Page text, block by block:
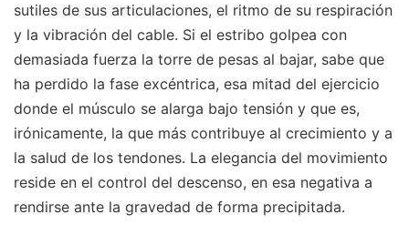
sutiles de sus articulaciones, el ritmo de su respiración
y la vibración del cable. Si el estribo golpea con
demasiada fuerza la torre de pesas al bajar, sabe que
ha perdido la fase excéntrica, esa mitad del ejercicio
donde el músculo se alarga bajo tensión y que es,
irónicamente, la que más contribuye al crecimiento y a
la salud de los tendones. La elegancia del movimiento
reside en el control del descenso, en esa negativa a
rendirse ante la gravedad de forma precipitada.